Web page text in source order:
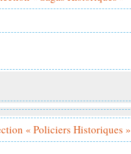
« Policiers Historiques »